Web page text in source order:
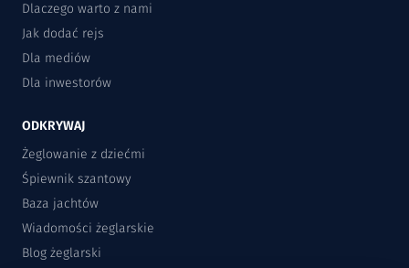
Dlaczego warto z nami
Jak dodać rejs
Dla mediów
Dla inwestorów
ODKRYWAJ
Żeglowanie z dziećmi
Śpiewnik szantowy
Baza jachtów
Wiadomości żeglarskie
Blog żeglarski